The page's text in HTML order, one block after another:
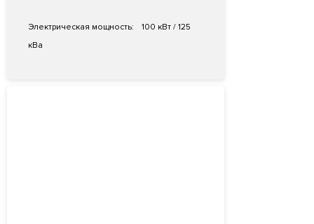
Электрическая мощность:
100 кВт / 125
кВа